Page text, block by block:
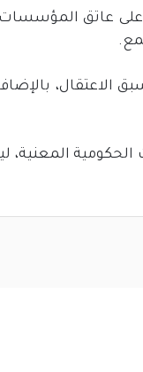
عاتق المؤسسات
الاعتقال،
المعنية،